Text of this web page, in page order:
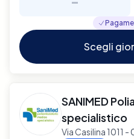
Scegli
SANIMED
specialistico
Via Casilina 1011